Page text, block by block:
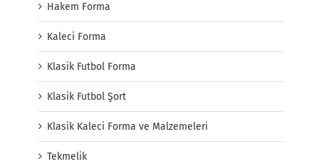
Hakem Forma
Kaleci Forma
Klasik Futbol Forma
Klasik Futbol Şort
Klasik Kaleci Forma ve Malzemeleri
Tekmelik